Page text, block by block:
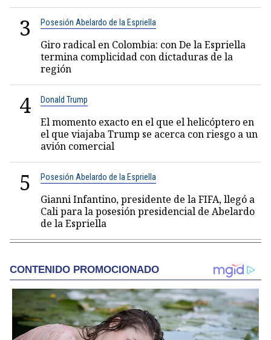
3 Posesión Abelardo de la Espriella
Giro radical en Colombia: con De la Espriella
termina complicidad con dictaduras de la
región
4 Donald Trump
El momento exacto en el que el helicóptero en
el que viajaba Trump se acerca con riesgo a un
avión comercial
5 Posesión Abelardo de la Espriella
Gianni Infantino, presidente de la FIFA, llegó a
Cali para la posesión presidencial de Abelardo
de la Espriella